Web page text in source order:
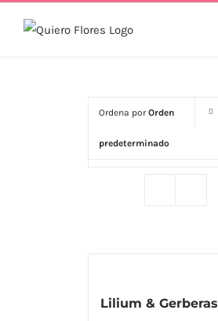
Ordena porOrden
predeterminado
Mostrar
Lilium & Gerberas